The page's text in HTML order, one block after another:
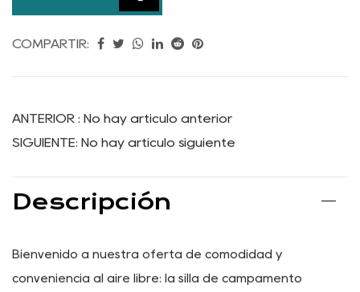
COMPARTIR:
ANTERIOR : No hay artículo anterior